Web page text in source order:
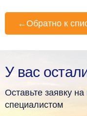
← Обратно к
У вас
Оставьте заявку
специалистом